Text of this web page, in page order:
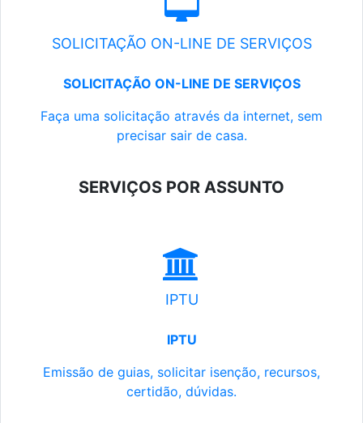
SOLICITAÇÃO ON-LINE DE SERVIÇOS
SOLICITAÇÃO ON-LINE DE SERVIÇOS
Faça uma solicitação através da internet, sem
precisar sair de casa.
SERVIÇOS POR ASSUNTO
IPTU
IPTU
Emissão de guias, solicitar isenção, recursos,
certidão, dúvidas.